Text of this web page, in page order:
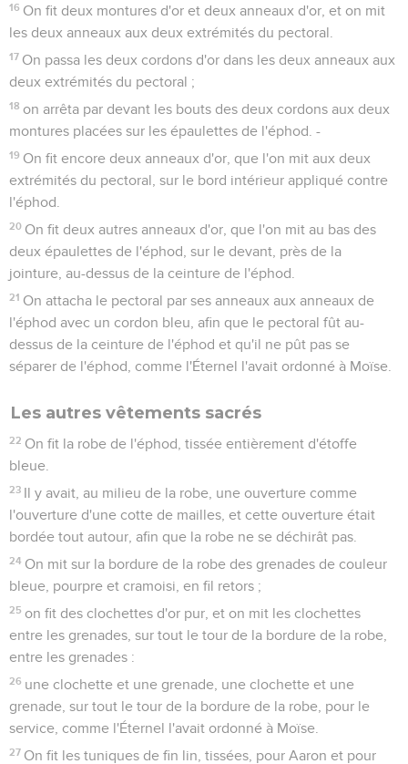
16 On fit deux montures d'or et deux anneaux d'or, et on mit
les deux anneaux aux deux extrémités du pectoral.
17 On passa les deux cordons d'or dans les deux anneaux aux
deux extrémités du pectoral ;
18 on arrêta par devant les bouts des deux cordons aux deux
montures placées sur les épaulettes de l'éphod. -
19 On fit encore deux anneaux d'or, que l'on mit aux deux
extrémités du pectoral, sur le bord intérieur appliqué contre
l'éphod.
20 On fit deux autres anneaux d'or, que l'on mit au bas des
deux épaulettes de l'éphod, sur le devant, près de la
jointure, au-dessus de la ceinture de l'éphod.
21 On attacha le pectoral par ses anneaux aux anneaux de
l'éphod avec un cordon bleu, afin que le pectoral fût au-
dessus de la ceinture de l'éphod et qu'il ne pût pas se
séparer de l'éphod, comme l'Éternel l'avait ordonné à Moïse.
Les autres vêtements sacrés
22 On fit la robe de l'éphod, tissée entièrement d'étoffe
bleue.
23 Il y avait, au milieu de la robe, une ouverture comme
l'ouverture d'une cotte de mailles, et cette ouverture était
bordée tout autour, afin que la robe ne se déchirât pas.
24 On mit sur la bordure de la robe des grenades de couleur
bleue, pourpre et cramoisi, en fil retors ;
25 on fit des clochettes d'or pur, et on mit les clochettes
entre les grenades, sur tout le tour de la bordure de la robe,
entre les grenades :
26 une clochette et une grenade, une clochette et une
grenade, sur tout le tour de la bordure de la robe, pour le
service, comme l'Éternel l'avait ordonné à Moïse.
27 On fit les tuniques de fin lin, tissées, pour Aaron et pour